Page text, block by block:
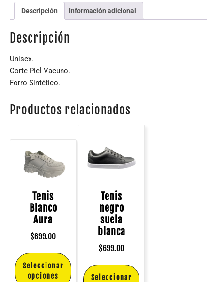
Descripción Información adicional
Descripción
Unisex.
Corte Piel Vacuno.
Forro Sintético.
Productos relacionados
Tenis
Blanco
Aura
$699.00
Seleccionar
opciones
Tenis
negro
suela
blanca
$699.00
Seleccionar